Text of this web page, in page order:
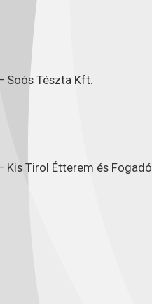
Soós Tészta Kft.
Kis Tirol Étterem és Fogadó